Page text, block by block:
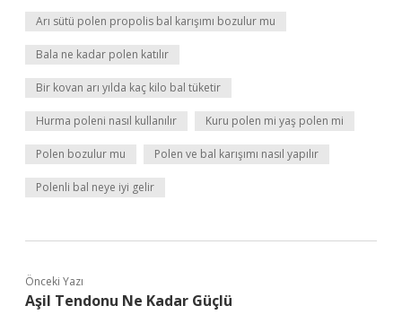
Arı sütü polen propolis bal karışımı bozulur mu
Bala ne kadar polen katılır
Bir kovan arı yılda kaç kilo bal tüketir
Hurma poleni nasıl kullanılır Kuru polen mi yaş polen mi
Polen bozulur mu Polen ve bal karışımı nasıl yapılır
Polenli bal neye iyi gelir
Önceki Yazı
Aşil Tendonu Ne Kadar Güçlü